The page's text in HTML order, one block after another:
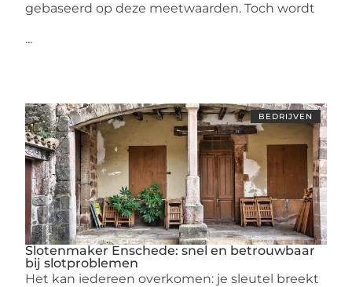
gebaseerd op deze meetwaarden. Toch wordt
...
BEDRIJVEN
Slotenmaker Enschede: snel en betrouwbaar
bij slotproblemen
Het kan iedereen overkomen: je sleutel breekt